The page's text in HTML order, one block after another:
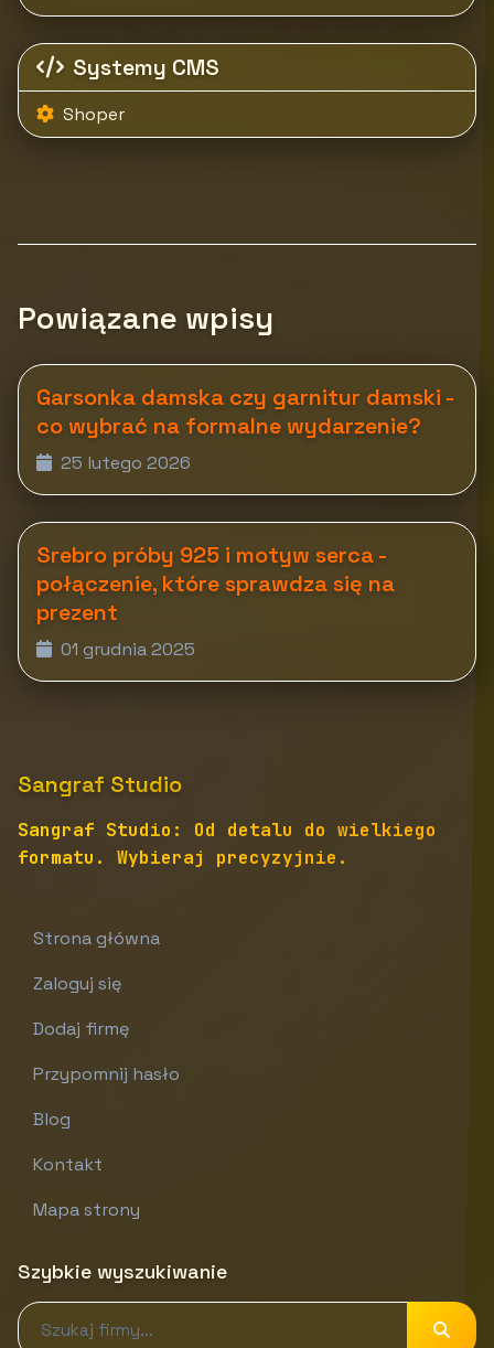
Systemy CMS
Shoper
Powiązane wpisy
Garsonka damska czy garnitur damski -
co wybrać na formalne wydarzenie?
25 lutego 2026
Srebro próby 925 i motyw serca -
połączenie, które sprawdza się na
prezent
01 grudnia 2025
Sangraf Studio
Sangraf Studio: Od detalu do wielkiego
formatu. Wybieraj precyzyjnie.
Strona główna
Zaloguj się
Dodaj firmę
Przypomnij hasło
Blog
Kontakt
Mapa strony
Szybkie wyszukiwanie